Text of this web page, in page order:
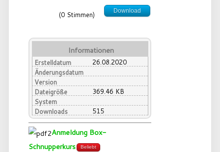
Download
(0 Stimmen)
Informationen
Erstelldatum
26.08.2020
Änderungsdatum
Version
Dateigröße
369.46 KB
System
Downloads
515
Anmeldung Box-
Schnupperkurs
Beliebt